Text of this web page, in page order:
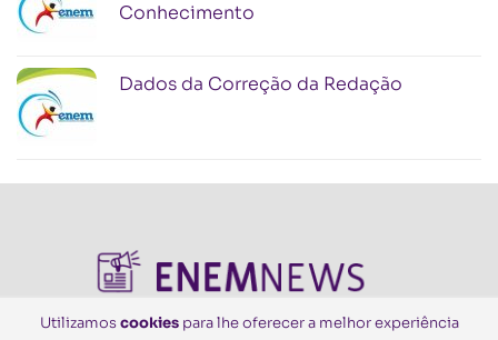
Conhecimento
Dados da Correção da Redação
Utilizamoscookiespara lhe oferecer a melhor experiência